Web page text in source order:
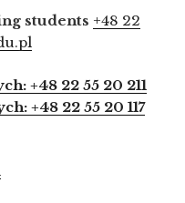
students +48 22
+48 22 55 20 211
+48 22 55 20 117